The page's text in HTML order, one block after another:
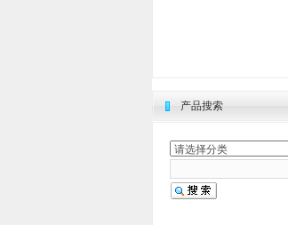
产品搜索